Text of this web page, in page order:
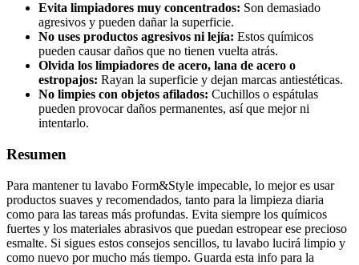
Evita limpiadores muy concentrados: Son demasiado
agresivos y pueden dañar la superficie.
No uses productos agresivos ni lejía: Estos químicos
pueden causar daños que no tienen vuelta atrás.
Olvida los limpiadores de acero, lana de acero o
estropajos: Rayan la superficie y dejan marcas antiestéticas.
No limpies con objetos afilados: Cuchillos o espátulas
pueden provocar daños permanentes, así que mejor ni
intentarlo.
Resumen
Para mantener tu lavabo Form&Style impecable, lo mejor es usar
productos suaves y recomendados, tanto para la limpieza diaria
como para las tareas más profundas. Evita siempre los químicos
fuertes y los materiales abrasivos que puedan estropear ese precioso
esmalte. Si sigues estos consejos sencillos, tu lavabo lucirá limpio y
como nuevo por mucho más tiempo. Guarda esta info para la